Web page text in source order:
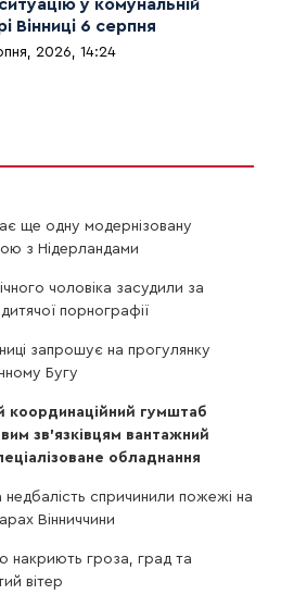
у комунальній
Вінниці 6 серпня
2026, 14:24
ще одну модернізовану
з Нідерландами
чоловіка засудили за
порнографії
запрошує на прогулянку
Бугу
координаційний гумштаб
зв’язківцям вантажний
обладнання
спричинили пожежі на
Вінниччини
накриють гроза, град та
вітер